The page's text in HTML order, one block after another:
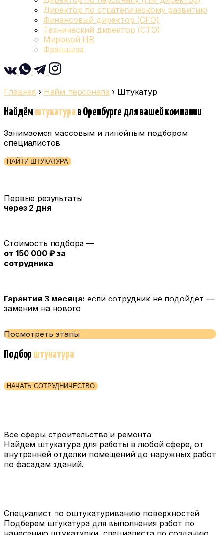
Директор по стратегическому развитию
Финансовый директор (CFO)
Технический директор (CTO)
Мировой HR
Франшиза
Главная › Найм персонала › Штукатур
Найдём штукатура в Оренбурге для вашей компании
Занимаемся массовым и линейным подбором
специалистов
НАЙТИ ШТУКАТУРА
Первые результаты
через 2 дня
Стоимость подбора —
от 150 000 ₽ за
сотрудника
Гарантия 3 месяца: если сотрудник не подойдёт —
заменим на нового
Посмотреть этапы
Подбор штукатура
НАЧАТЬ СОТРУДНИЧЕСТВО
Все сферы строительства и ремонта
Найдем штукатура для работы в любой сфере, от
внутренней отделки помещений до наружных работ
по фасадам зданий.
Специалист по оштукатуриванию поверхностей
Подберем штукатура для выполнения работ по
нанесению штукатурки, специалиста по созданию